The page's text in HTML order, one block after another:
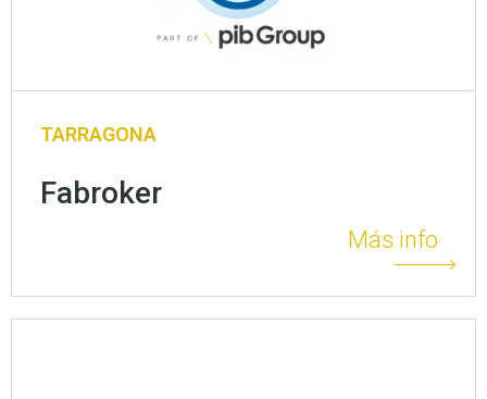
TARRAGONA
Fabroker
Más info